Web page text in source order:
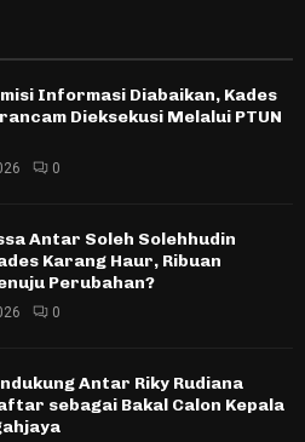
Informasi Diabaikan, Kades
Dieksekusi Melalui PTUN
0
Antar Soleh Solehhudin
Karang Haur, Ribuan
Perubahan?
0
Antar Riky Rudiana
sebagai Bakal Calon Kepala